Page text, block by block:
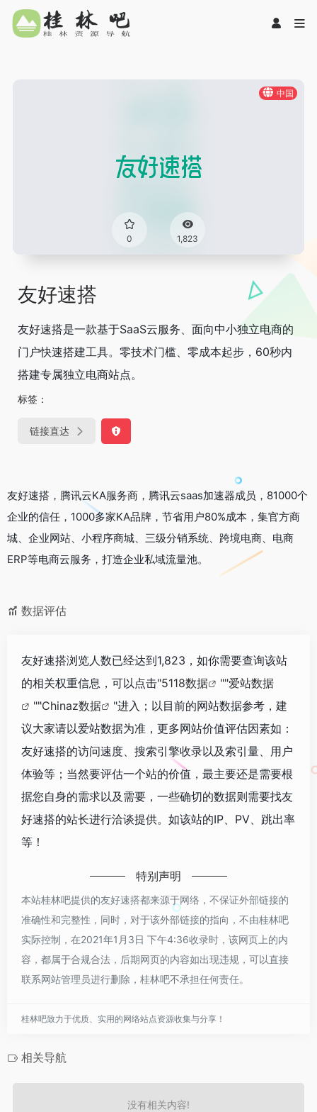
中国
0 1,823
友好速搭
友好速搭是一款基于SaaS云服务、面向中小独立电商的
门户快速搭建工具。零技术门槛、零成本起步，60秒内
搭建专属独立电商站点。
标签：
链接直达
友好速搭，腾讯云KA服务商，腾讯云saas加速器成员，81000个
企业的信任，1000多家KA品牌，节省用户80%成本，集官方商
城、企业网站、小程序商城、三级分销系统、跨境电商、电商
ERP等电商云服务，打造企业私域流量池。
数据评估
友好速搭浏览人数已经达到1,823，如你需要查询该站
的相关权重信息，可以点击"5118数据 ""爱站数据
""Chinaz数据
"进入；以目前的网站数据参考，建
议大家请以爱站数据为准，更多网站价值评估因素如：
友好速搭的访问速度、搜索引擎收录以及索引量、用户
体验等；当然要评估一个站的价值，最主要还是需要根
据您自身的需求以及需要，一些确切的数据则需要找友
好速搭的站长进行洽谈提供。如该站的IP、PV、跳出率
等！
特别声明
本站桂林吧提供的友好速搭都来源于网络，不保证外部链接的
准确性和完整性，同时，对于该外部链接的指向，不由桂林吧
实际控制，在2021年1月3日 下午4:36收录时，该网页上的内
容，都属于合规合法，后期网页的内容如出现违规，可以直接
联系网站管理员进行删除，桂林吧不承担任何责任。
桂林吧致力于优质、实用的网络站点资源收集与分享！
相关导航
没有相关内容!